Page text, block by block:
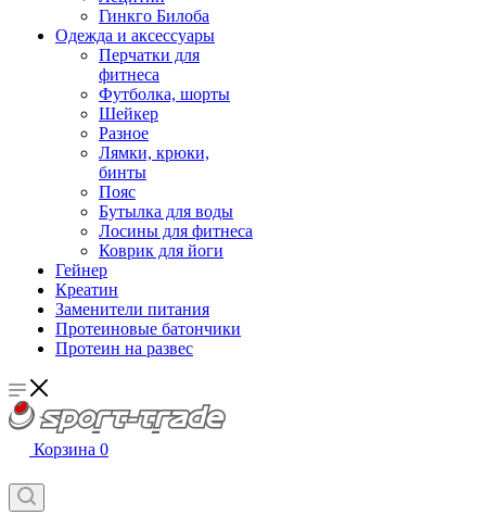
Гинкго Билоба
Одежда и аксессуары
Перчатки для
фитнеса
Футболка, шорты
Шейкер
Разное
Лямки, крюки,
бинты
Пояс
Бутылка для воды
Лосины для фитнеса
Коврик для йоги
Гейнер
Креатин
Заменители питания
Протеиновые батончики
Протеин на развес
Корзина 0